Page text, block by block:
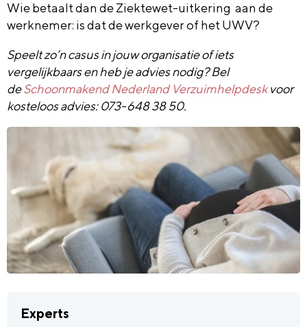
Wie betaalt dan de Ziektewet-uitkering aan de
werknemer: is dat de werkgever of het UWV?
Speelt zo’n casus in jouw organisatie of iets
vergelijkbaars en heb je advies nodig? Bel
deSchoonmakend Nederland Verzuimhelpdeskvoor
kosteloos advies: 073-648 38 50.
Experts